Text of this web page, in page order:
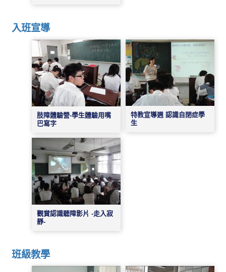
入班宣導
肢障體驗營-學生體驗用嘴
巴寫字
特教宣導週 認識自閉症學
生
觀賞認識聽障影片 -走入寂
靜-
班級教學